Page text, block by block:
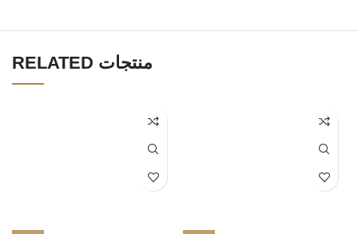
RELATED منتجات